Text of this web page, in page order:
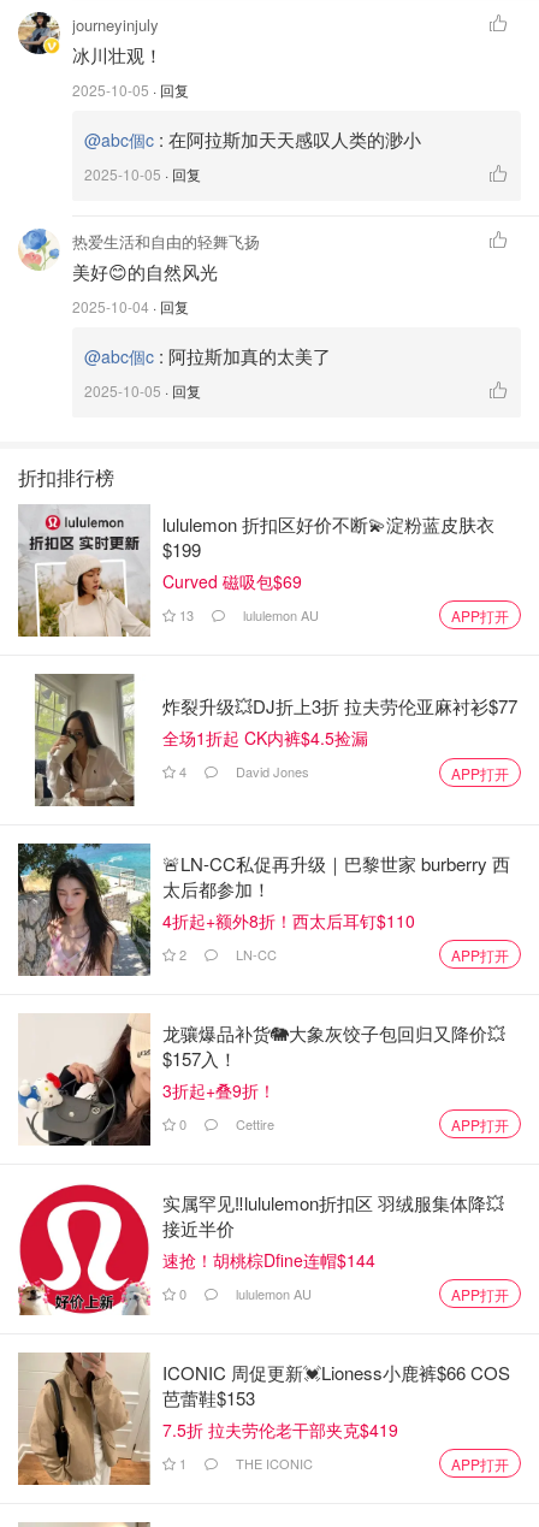
journeyinjuly
冰川壮观！
2025-10-05 · 回复
@abc個c : 在阿拉斯加天天感叹人类的渺小
2025-10-05 · 回复
热爱生活和自由的轻舞飞扬
美好😊的自然风光
2025-10-04 · 回复
@abc個c : 阿拉斯加真的太美了
2025-10-05 · 回复
折扣排行榜
lululemon 折扣区好价不断💫淀粉蓝皮肤衣
$199
Curved 磁吸包$69
13 lululemon AU APP打开
炸裂升级💥DJ折上3折 拉夫劳伦亚麻衬衫$77
全场1折起 CK内裤$4.5捡漏
4 David Jones APP打开
🚨LN-CC私促再升级｜巴黎世家 burberry 西
太后都参加！
4折起+额外8折！西太后耳钉$110
2 LN-CC APP打开
龙骧爆品补货🐘大象灰饺子包回归又降价💥
$157入！
3折起+叠9折！
0 Cettire APP打开
实属罕见‼️lululemon折扣区 羽绒服集体降💥
接近半价
速抢！胡桃棕Dfine连帽$144
0 lululemon AU APP打开
ICONIC 周促更新💓Lioness小鹿裤$66 COS
芭蕾鞋$153
7.5折 拉夫劳伦老干部夹克$419
1 THE ICONIC APP打开